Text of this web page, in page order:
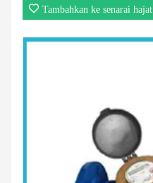
Tambahkan ke senarai hajat